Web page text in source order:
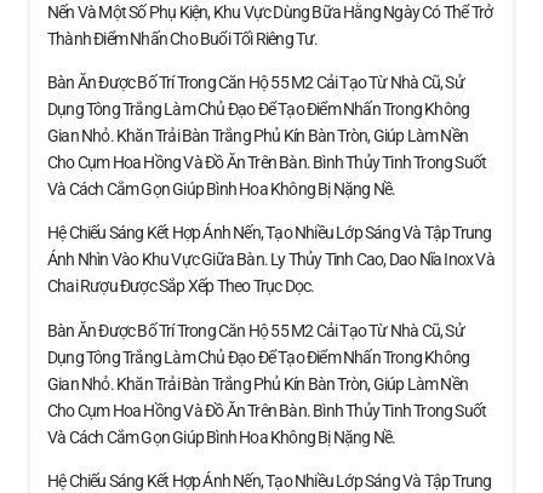
Nến Và Một Số Phụ Kiện, Khu Vực Dùng Bữa Hằng Ngày Có Thể Trở
Thành Điểm Nhấn Cho Buổi Tối Riêng Tư.
Bàn Ăn Được Bố Trí Trong Căn Hộ 55 M2 Cải Tạo Từ Nhà Cũ, Sử
Dụng Tông Trắng Làm Chủ Đạo Để Tạo Điểm Nhấn Trong Không
Gian Nhỏ. Khăn Trải Bàn Trắng Phủ Kín Bàn Tròn, Giúp Làm Nền
Cho Cụm Hoa Hồng Và Đồ Ăn Trên Bàn. Bình Thủy Tinh Trong Suốt
Và Cách Cắm Gọn Giúp Bình Hoa Không Bị Nặng Nề.
Hệ Chiếu Sáng Kết Hợp Ánh Nến, Tạo Nhiều Lớp Sáng Và Tập Trung
Ánh Nhìn Vào Khu Vực Giữa Bàn. Ly Thủy Tinh Cao, Dao Nĩa Inox Và
Chai Rượu Được Sắp Xếp Theo Trục Dọc.
Bàn Ăn Được Bố Trí Trong Căn Hộ 55 M2 Cải Tạo Từ Nhà Cũ, Sử
Dụng Tông Trắng Làm Chủ Đạo Để Tạo Điểm Nhấn Trong Không
Gian Nhỏ. Khăn Trải Bàn Trắng Phủ Kín Bàn Tròn, Giúp Làm Nền
Cho Cụm Hoa Hồng Và Đồ Ăn Trên Bàn. Bình Thủy Tinh Trong Suốt
Và Cách Cắm Gọn Giúp Bình Hoa Không Bị Nặng Nề.
Hệ Chiếu Sáng Kết Hợp Ánh Nến, Tạo Nhiều Lớp Sáng Và Tập Trung